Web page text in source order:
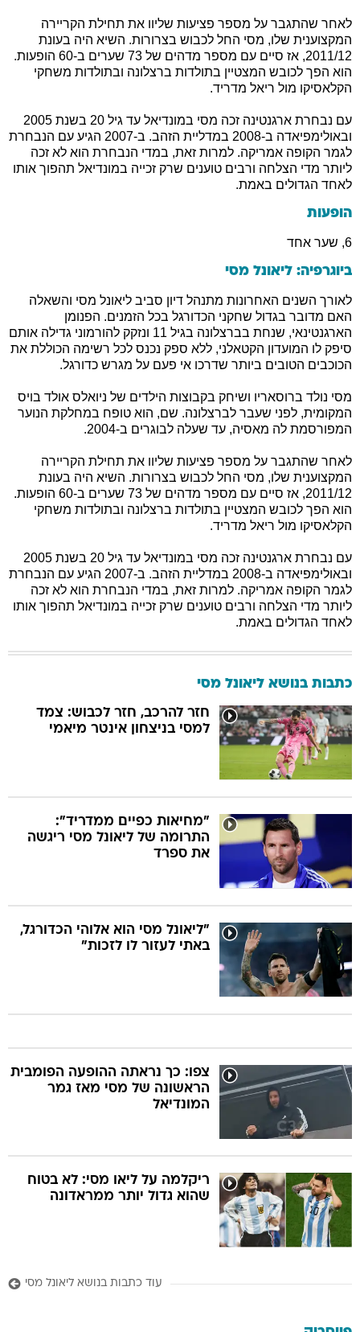
לאחר שהתגבר על מספר פציעות שליוו את תחילת הקריירה
המקצוענית שלו, מסי החל לכבוש בצרורות. השיא היה בעונת
2011/12, אז סיים עם מספר מדהים של 73 שערים ב-60 הופעות.
הוא הפך לכובש המצטיין בתולדות ברצלונה ובתולדות משחקי
הקלאסיקו מול ריאל מדריד.
עם נבחרת ארגנטינה זכה מסי במונדיאל עד גיל 20 בשנת 2005
ובאולימפיאדה ב-2008 במדליית הזהב. ב-2007 הגיע עם הנבחרת
לגמר הקופה אמריקה. למרות זאת, במדי הנבחרת הוא לא זכה
ליותר מדי הצלחה ורבים טוענים שרק זכייה במונדיאל תהפוך אותו
לאחד הגדולים באמת.
הופעות
6, שער אחד
ביוגרפיה: ליאונל מסי
לאורך השנים האחרונות מתנהל דיון סביב ליאונל מסי והשאלה
האם מדובר בגדול שחקני הכדורגל בכל הזמנים. הפנומן
הארגנטינאי, שנחת בברצלונה בגיל 11 ונזקק להורמוני גדילה אותם
סיפק לו המועדון הקטאלני, ללא ספק נכנס לכל רשימה הכוללת את
הכוכבים הטובים ביותר שדרכו אי פעם על מגרש כדורגל.
מסי נולד ברוסאריו ושיחק בקבוצות הילדים של ניואלס אולד בויס
המקומית, לפני שעבר לברצלונה. שם, הוא טופח במחלקת הנוער
המפורסמת לה מאסיה, עד שעלה לבוגרים ב-2004.
לאחר שהתגבר על מספר פציעות שליוו את תחילת הקריירה
המקצוענית שלו, מסי החל לכבוש בצרורות. השיא היה בעונת
2011/12, אז סיים עם מספר מדהים של 73 שערים ב-60 הופעות.
הוא הפך לכובש המצטיין בתולדות ברצלונה ובתולדות משחקי
הקלאסיקו מול ריאל מדריד.
עם נבחרת ארגנטינה זכה מסי במונדיאל עד גיל 20 בשנת 2005
ובאולימפיאדה ב-2008 במדליית הזהב. ב-2007 הגיע עם הנבחרת
לגמר הקופה אמריקה. למרות זאת, במדי הנבחרת הוא לא זכה
ליותר מדי הצלחה ורבים טוענים שרק זכייה במונדיאל תהפוך אותו
לאחד הגדולים באמת.
כתבות בנושא ליאונל מסי
חזר להרכב, חזר לכבוש: צמד
למסי בניצחון אינטר מיאמי
"מחיאות כפיים ממדריד":
התרומה של ליאונל מסי ריגשה
את ספרד
"ליאונל מסי הוא אלוהי הכדורגל,
באתי לעזור לו לזכות"
צפו: כך נראתה ההופעה הפומבית
הראשונה של מסי מאז גמר
המונדיאל
ריקלמה על ליאו מסי: לא בטוח
שהוא גדול יותר ממראדונה
עוד כתבות בנושא ליאונל מסי